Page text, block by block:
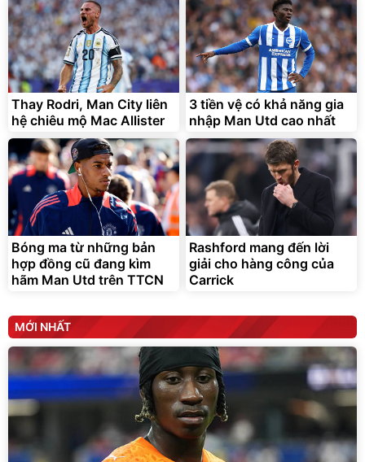
Bạt phủ xe ô tô cao cấp,
tráng nhôm 03 lớp
392.000đ
325.000
Đã bán nhiều
Xe đạp điện trợ lực G-
Force C14 gấp gọn bỏ cốp
tiện lợi
9.900.000đ
7.092.000đ
Đang xem nhiều
G-FORCE VIETNA
Thay Rodri, Man City liên
hệ chiêu mộ Mac Allister
3 tiền vệ có khả năng gia
nhập Man Utd cao nhất
Bóng ma từ những bản
hợp đồng cũ đang kìm
hãm Man Utd trên TTCN
Rashford mang đến lời
giải cho hàng công của
Carrick
MỚI NHẤT